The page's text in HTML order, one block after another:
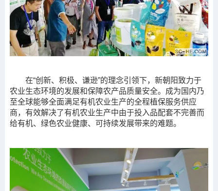
在“创新、积极、谦逊”的理念引领下，新朝阳致力于
农业生态环境的发展和保障农产品质量安全。成为国内乃
至全球能够全面满足有机农业生产的全程植保服务供应
商，有效解决了有机农业生产中由于投入品配套不完善而
给有机、绿色农业健康、可持续发展带来的难题。